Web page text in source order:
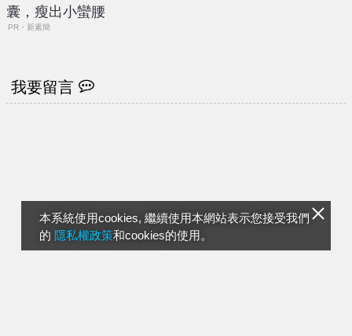
本系統使用cookies, 繼續使用本網站表示您接受我們
的 隱私權政策和cookies的使用。
囊，瘦出小蠻腰
PR・新素簡
我要留言